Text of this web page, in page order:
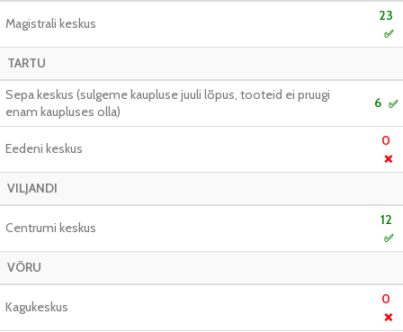
Magistrali keskus 23
✅
TARTU
Sepa keskus (sulgeme kaupluse juuli lõpus, tooteid ei pruugi
enam kaupluses olla)
6 ✅
Eedeni keskus 0
❌
VILJANDI
Centrumi keskus 12
✅
VÕRU
Kagukeskus 0
❌